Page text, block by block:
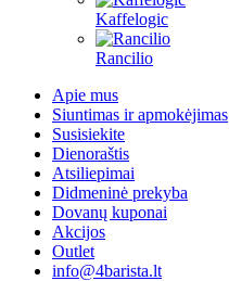
Kaffelogic
Rancilio
Apie mus
Siuntimas ir apmokėjimas
Susisiekite
Dienoraštis
Atsiliepimai
Didmeninė prekyba
Dovanų kuponai
Akcijos
Outlet
info@4barista.lt